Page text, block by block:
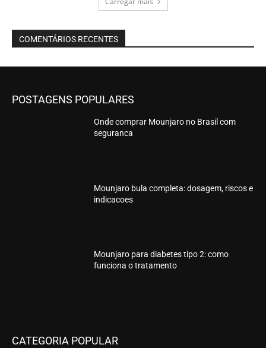
COMENTÁRIOS RECENTES
POSTAGENS POPULARES
Onde comprar Mounjaro no Brasil com
seguranca
Mounjaro bula completa: dosagem, riscos e
indicacoes
Mounjaro para diabetes tipo 2: como
funciona o tratamento
CATEGORIA POPULAR